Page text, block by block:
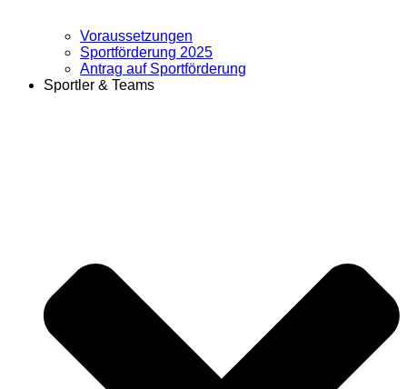
Voraussetzungen
Sportförderung 2025
Antrag auf Sportförderung
Sportler & Teams